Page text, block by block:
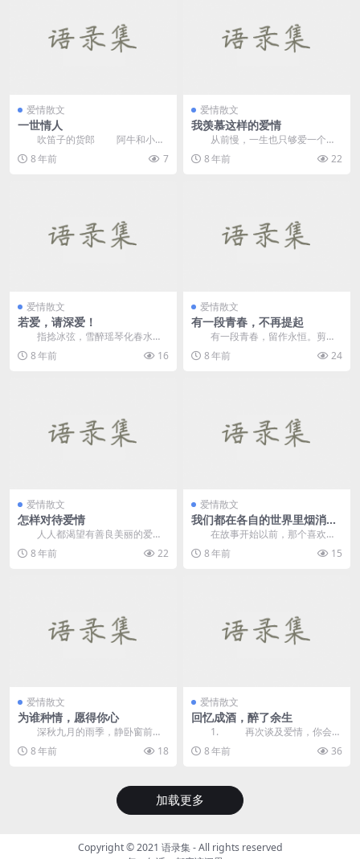
爱情散文
一世情人
吹笛子的货郎 阿牛和小兰
是一个村的，青梅竹马长大，好得
一天都分不开，小兰...
8 年前 7
爱情散文
我羡慕这样的爱情
从前慢，一生也只够爱一个
人，爱上一个人就是一辈子。
01 &ldqu...
8 年前 22
爱情散文
若爱，请深爱！
指捻冰弦，雪醉瑶琴化春水，
雨漫花台，额点梅香净诗风。欲饮
清泉怜残月，但扑团扇...
8 年前 16
爱情散文
有一段青春，不再提起
有一段青春，留作永恒。剪一
段时光，放在最美的段落。好好保
存留作永远，时间过去...
8 年前 24
爱情散文
怎样对待爱情
人人都渴望有善良美丽的爱
人，有和睦美满的家庭，有幸福美
好的生活，而这些都来源...
8 年前 22
爱情散文
我们都在各自的世界里烟消云
在故事开始以前，那个喜欢穿
白衬衫的少年，还没走出校园。
每...
8 年前 15
爱情散文
为谁种情，愿得你心
深秋九月的雨季，静卧窗前，
岁月静好，听雨打芭蕉，天籁之音
入耳。一袭微风拂面，...
8 年前 18
爱情散文
回忆成酒，醉了余生
1. 再次谈及爱情，你会想
起谁？ 林夕歌...
8 年前 36
加载更多
Copyright © 2021 语录集- All rights reserved